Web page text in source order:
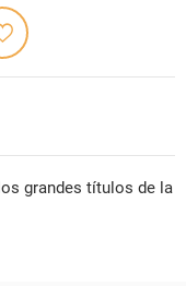
grandes títulos de la